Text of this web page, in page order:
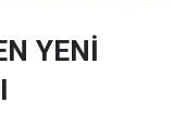
YENİ